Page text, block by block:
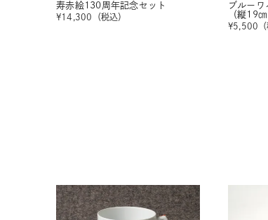
寿赤絵130周年記念セット
¥14,300 （税込）
ブルー
（縦19
¥5,500